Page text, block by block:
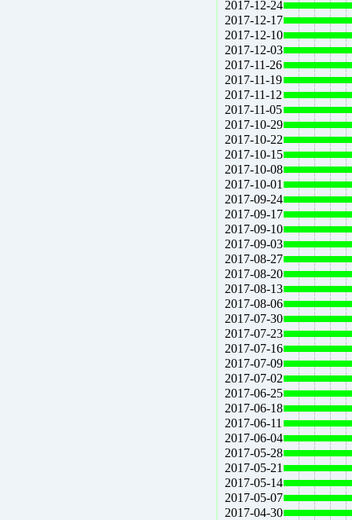
2017-12-24
2017-12-17
2017-12-10
2017-12-03
2017-11-26
2017-11-19
2017-11-12
2017-11-05
2017-10-29
2017-10-22
2017-10-15
2017-10-08
2017-10-01
2017-09-24
2017-09-17
2017-09-10
2017-09-03
2017-08-27
2017-08-20
2017-08-13
2017-08-06
2017-07-30
2017-07-23
2017-07-16
2017-07-09
2017-07-02
2017-06-25
2017-06-18
2017-06-11
2017-06-04
2017-05-28
2017-05-21
2017-05-14
2017-05-07
2017-04-30